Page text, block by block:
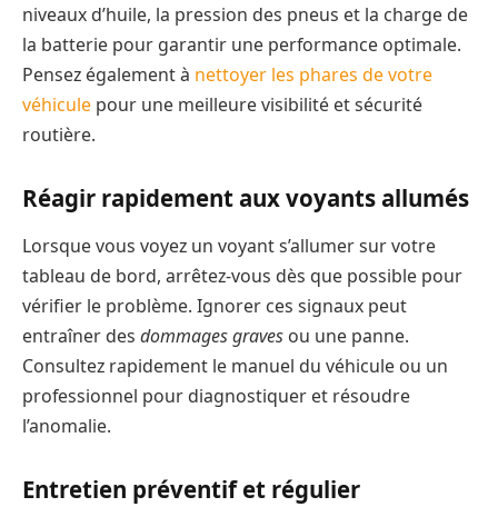
niveaux d’huile, la pression des pneus et la charge de
la batterie pour garantir une performance optimale.
Pensez également à nettoyer les phares de votre
véhicule pour une meilleure visibilité et sécurité
routière.
Réagir rapidement aux voyants allumés
Lorsque vous voyez un voyant s’allumer sur votre
tableau de bord, arrêtez-vous dès que possible pour
vérifier le problème. Ignorer ces signaux peut
entraîner des dommages graves ou une panne.
Consultez rapidement le manuel du véhicule ou un
professionnel pour diagnostiquer et résoudre
l’anomalie.
Entretien préventif et régulier